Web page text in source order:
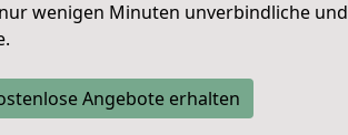
wenigen Minuten unverbindliche und
Angebote erhalten